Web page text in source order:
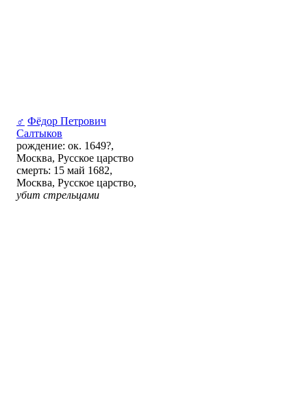
♂ Фёдор Петрович
Салтыков
рождение: ок. 1649?,
Москва, Русское царство
смерть: 15 май 1682,
Москва, Русское царство,
убит стрельцами